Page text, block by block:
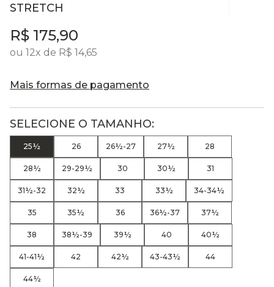
STRETCH
R$ 175,90
ou 12x de R$ 14,65
Mais formas de pagamento
25½ 26 26½-27 27½ 28
28½ 29-29½ 30 30½ 31
31½-32 32½ 33 33½ 34-34½
35 35½ 36 36½-37 37½
38 38½-39 39½ 40 40½
41-41½ 42 42½ 43-43½ 44
44½